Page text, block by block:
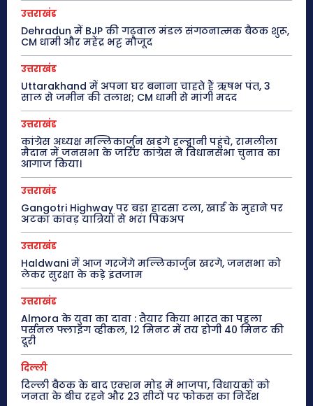
उत्तराखंड
Dehradun में BJP की गढ़वाल मंडल संगठनात्मक बैठक शुरू,
CM धामी और महेंद्र भट्ट मौजूद
उत्तराखंड
Uttarakhand में अपना घर बनाना चाहते हैं ऋषभ पंत, 3
साल से जमीन की तलाश; CM धामी से मांगी मदद
उत्तराखंड
कांग्रेस अध्यक्ष मल्लिकार्जुन खड़गे हल्द्वानी पहुंचे, रामलीला
मैदान में जनसभा के जरिए कांग्रेस ने विधानसभा चुनाव का
आगाज किया।
उत्तराखंड
Gangotri Highway पर बड़ा हादसा टला, खाई के मुहाने पर
अटका कांवड़ यात्रियों से भरा पिकअप
उत्तराखंड
Haldwani में आज गरजेंगे मल्लिकार्जुन खरगे, जनसभा को
लेकर सुरक्षा के कड़े इंतजाम
उत्तराखंड
Almora के युवा का दावा : तैयार किया भारत का पहला
पर्सनल फ्लाइंग व्हीकल, 12 मिनट में तय होगी 40 मिनट की
दूरी
दिल्ली
दिल्ली बैठक के बाद एक्शन मोड में भाजपा, विधायकों को
जनता के बीच रहने और 23 सीटों पर फोकस का निर्देश